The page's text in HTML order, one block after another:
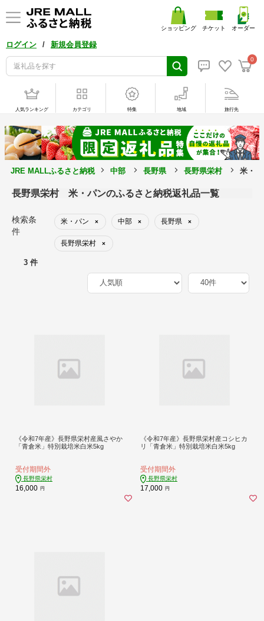
ログイン / 新規会員登録
0
ショッピング チケット オーダー
人気ランキング カテゴリ 特集 地域 旅行先
JRE MALLふるさと納税 中部 長野県 長野県栄村 米・
長野県栄村 米・パンのふるさと納税返礼品一覧
検索条
件
米・パン × 中部 × 長野県 ×
長野県栄村 ×
3 件
《令和7年産》長野県栄村産風さやか
「青倉米」特別栽培米白米5kg
受付期間外
長野県栄村
16,000 円
《令和7年産》長野県栄村産コシヒカ
リ「青倉米」特別栽培米白米5kg
受付期間外
長野県栄村
17,000 円